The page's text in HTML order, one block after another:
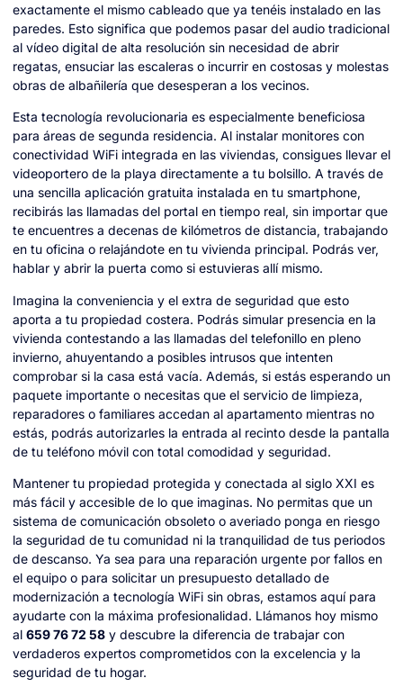
exactamente el mismo cableado que ya tenéis instalado en las
paredes. Esto significa que podemos pasar del audio tradicional
al vídeo digital de alta resolución sin necesidad de abrir
regatas, ensuciar las escaleras o incurrir en costosas y molestas
obras de albañilería que desesperan a los vecinos.
Esta tecnología revolucionaria es especialmente beneficiosa
para áreas de segunda residencia. Al instalar monitores con
conectividad WiFi integrada en las viviendas, consigues llevar el
videoportero de la playa directamente a tu bolsillo. A través de
una sencilla aplicación gratuita instalada en tu smartphone,
recibirás las llamadas del portal en tiempo real, sin importar que
te encuentres a decenas de kilómetros de distancia, trabajando
en tu oficina o relajándote en tu vivienda principal. Podrás ver,
hablar y abrir la puerta como si estuvieras allí mismo.
Imagina la conveniencia y el extra de seguridad que esto
aporta a tu propiedad costera. Podrás simular presencia en la
vivienda contestando a las llamadas del telefonillo en pleno
invierno, ahuyentando a posibles intrusos que intenten
comprobar si la casa está vacía. Además, si estás esperando un
paquete importante o necesitas que el servicio de limpieza,
reparadores o familiares accedan al apartamento mientras no
estás, podrás autorizarles la entrada al recinto desde la pantalla
de tu teléfono móvil con total comodidad y seguridad.
Mantener tu propiedad protegida y conectada al siglo XXI es
más fácil y accesible de lo que imaginas. No permitas que un
sistema de comunicación obsoleto o averiado ponga en riesgo
la seguridad de tu comunidad ni la tranquilidad de tus periodos
de descanso. Ya sea para una reparación urgente por fallos en
el equipo o para solicitar un presupuesto detallado de
modernización a tecnología WiFi sin obras, estamos aquí para
ayudarte con la máxima profesionalidad. Llámanos hoy mismo
al 659 76 72 58 y descubre la diferencia de trabajar con
verdaderos expertos comprometidos con la excelencia y la
seguridad de tu hogar.